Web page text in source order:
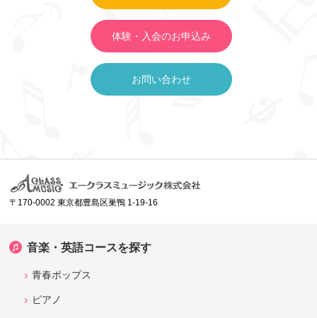
体験・入会のお申込み
お問い合わせ
〒170-0002 東京都豊島区巣鴨 1-19-16
音楽・英語コースを探す
青春ポップス
ピアノ